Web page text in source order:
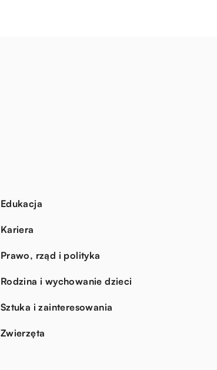
Edukacja
Kariera
Prawo, rząd i polityka
Rodzina i wychowanie dzieci
Sztuka i zainteresowania
Zwierzęta